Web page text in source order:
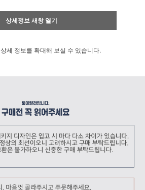
상세정보 새창 열기
상세 정보를 확대해 보실 수 있습니다.